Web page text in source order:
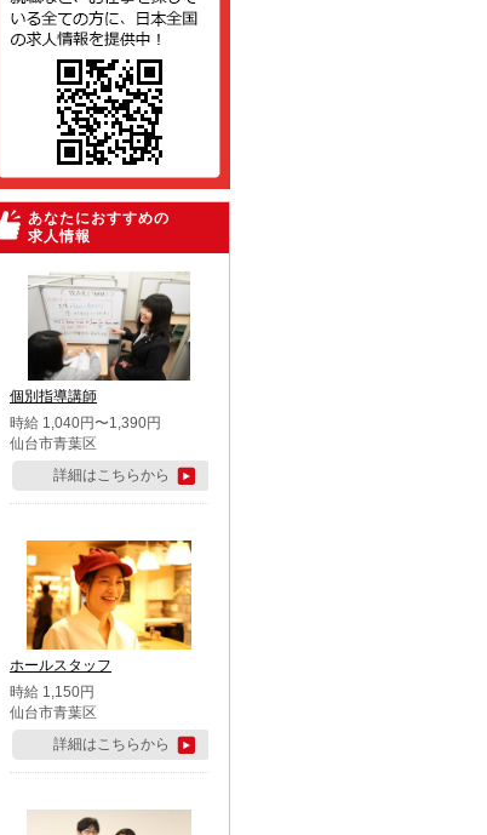
あなたにおすすめの
求人情報
個別指導講師
時給 1,040円〜1,390円
仙台市青葉区
詳細はこちらから
ホールスタッフ
時給 1,150円
仙台市青葉区
詳細はこちらから